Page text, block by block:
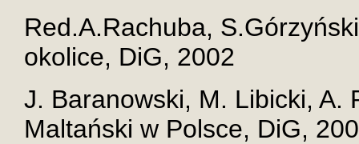
Red.A.Rachuba,
okolice, DiG, 2002
J. Baranowski, M. Libicki, A.
Maltański w Polsce, DiG,